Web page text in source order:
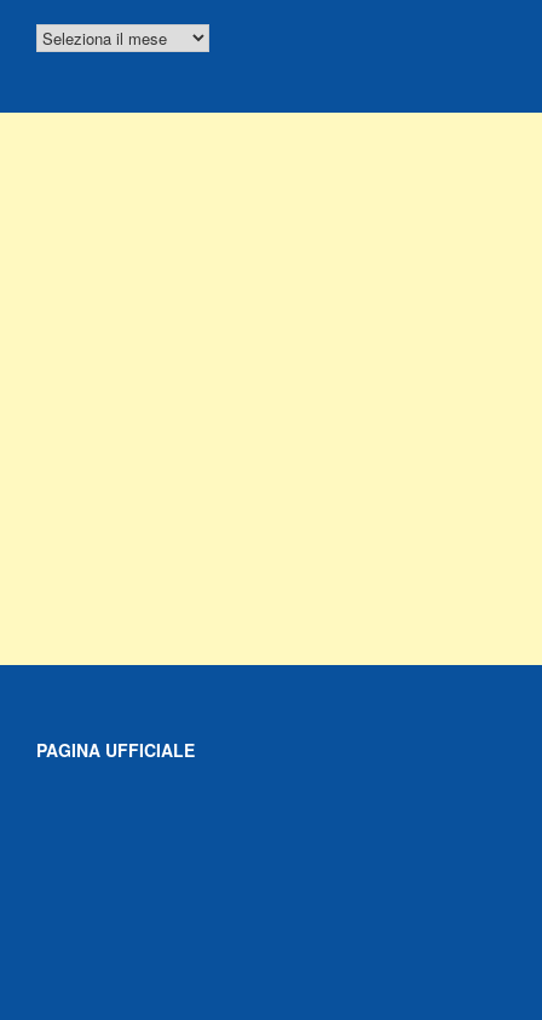
ARCHIVIO
NEWS
PAGINA UFFICIALE